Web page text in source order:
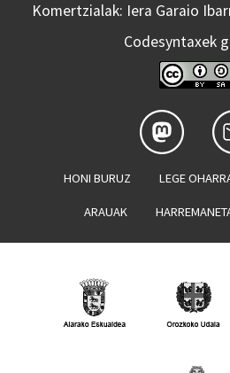
Komertzialak: Iera Garaio
Codesyntaxek
HONI BURUZ LEGE
ARAUAK